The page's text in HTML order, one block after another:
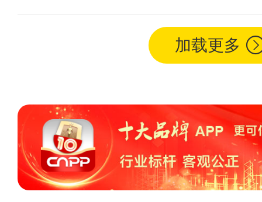
加载更多